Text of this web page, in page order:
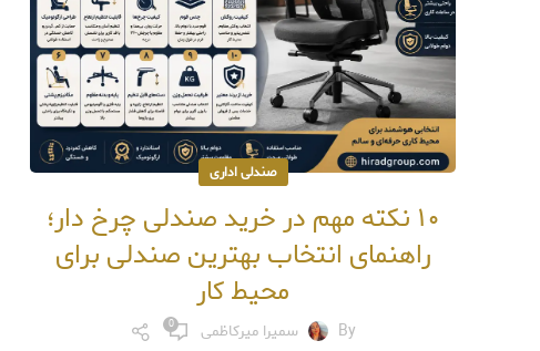
صندلی اداری
۱۰ نکته مهم در خرید صندلی چرخ دار؛
راهنمای انتخاب بهترین صندلی برای
محیط کار
By سمیرا میرکاظمی 0